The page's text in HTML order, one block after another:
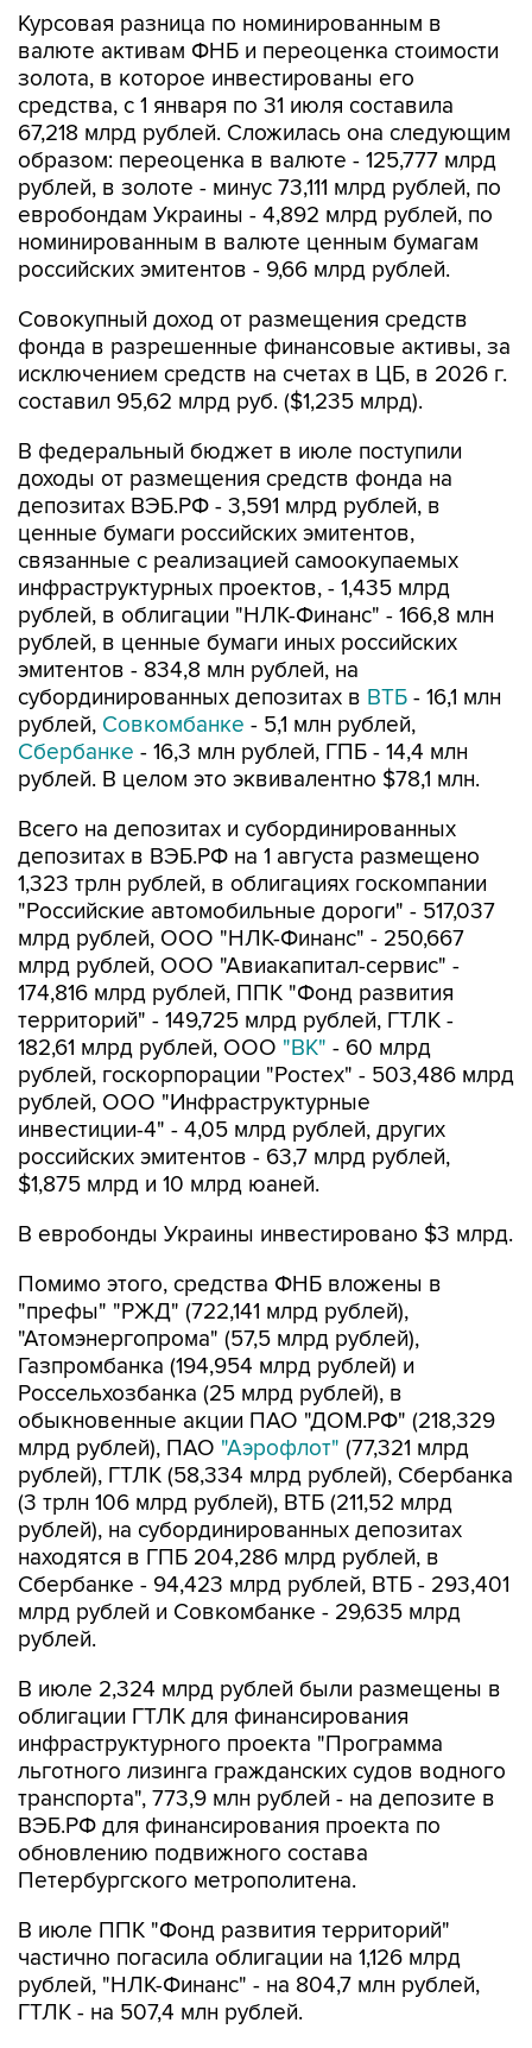
Курсовая разница по номинированным в
валюте активам ФНБ и переоценка стоимости
золота, в которое инвестированы его
средства, с 1 января по 31 июля составила
67,218 млрд рублей. Сложилась она следующим
образом: переоценка в валюте - 125,777 млрд
рублей, в золоте - минус 73,111 млрд рублей, по
евробондам Украины - 4,892 млрд рублей, по
номинированным в валюте ценным бумагам
российских эмитентов - 9,66 млрд рублей.
Совокупный доход от размещения средств
фонда в разрешенные финансовые активы, за
исключением средств на счетах в ЦБ, в 2026 г.
составил 95,62 млрд руб. ($1,235 млрд).
В федеральный бюджет в июле поступили
доходы от размещения средств фонда на
депозитах ВЭБ.РФ - 3,591 млрд рублей, в
ценные бумаги российских эмитентов,
связанные с реализацией самоокупаемых
инфраструктурных проектов, - 1,435 млрд
рублей, в облигации "НЛК-Финанс" - 166,8 млн
рублей, в ценные бумаги иных российских
эмитентов - 834,8 млн рублей, на
субординированных депозитах в ВТБ - 16,1 млн
рублей, Совкомбанке - 5,1 млн рублей,
Сбербанке - 16,3 млн рублей, ГПБ - 14,4 млн
рублей. В целом это эквивалентно $78,1 млн.
Всего на депозитах и субординированных
депозитах в ВЭБ.РФ на 1 августа размещено
1,323 трлн рублей, в облигациях госкомпании
"Российские автомобильные дороги" - 517,037
млрд рублей, ООО "НЛК-Финанс" - 250,667
млрд рублей, ООО "Авиакапитал-сервис" -
174,816 млрд рублей, ППК "Фонд развития
территорий" - 149,725 млрд рублей, ГТЛК -
182,61 млрд рублей, ООО "ВК" - 60 млрд
рублей, госкорпорации "Ростех" - 503,486 млрд
рублей, ООО "Инфраструктурные
инвестиции-4" - 4,05 млрд рублей, других
российских эмитентов - 63,7 млрд рублей,
$1,875 млрд и 10 млрд юаней.
В евробонды Украины инвестировано $3 млрд.
Помимо этого, средства ФНБ вложены в
"префы" "РЖД" (722,141 млрд рублей),
"Атомэнергопрома" (57,5 млрд рублей),
Газпромбанка (194,954 млрд рублей) и
Россельхозбанка (25 млрд рублей), в
обыкновенные акции ПАО "ДОМ.РФ" (218,329
млрд рублей), ПАО "Аэрофлот" (77,321 млрд
рублей), ГТЛК (58,334 млрд рублей), Сбербанка
(3 трлн 106 млрд рублей), ВТБ (211,52 млрд
рублей), на субординированных депозитах
находятся в ГПБ 204,286 млрд рублей, в
Сбербанке - 94,423 млрд рублей, ВТБ - 293,401
млрд рублей и Совкомбанке - 29,635 млрд
рублей.
В июле 2,324 млрд рублей были размещены в
облигации ГТЛК для финансирования
инфраструктурного проекта "Программа
льготного лизинга гражданских судов водного
транспорта", 773,9 млн рублей - на депозите в
ВЭБ.РФ для финансирования проекта по
обновлению подвижного состава
Петербургского метрополитена.
В июле ППК "Фонд развития территорий"
частично погасила облигации на 1,126 млрд
рублей, "НЛК-Финанс" - на 804,7 млн рублей,
ГТЛК - на 507,4 млн рублей.